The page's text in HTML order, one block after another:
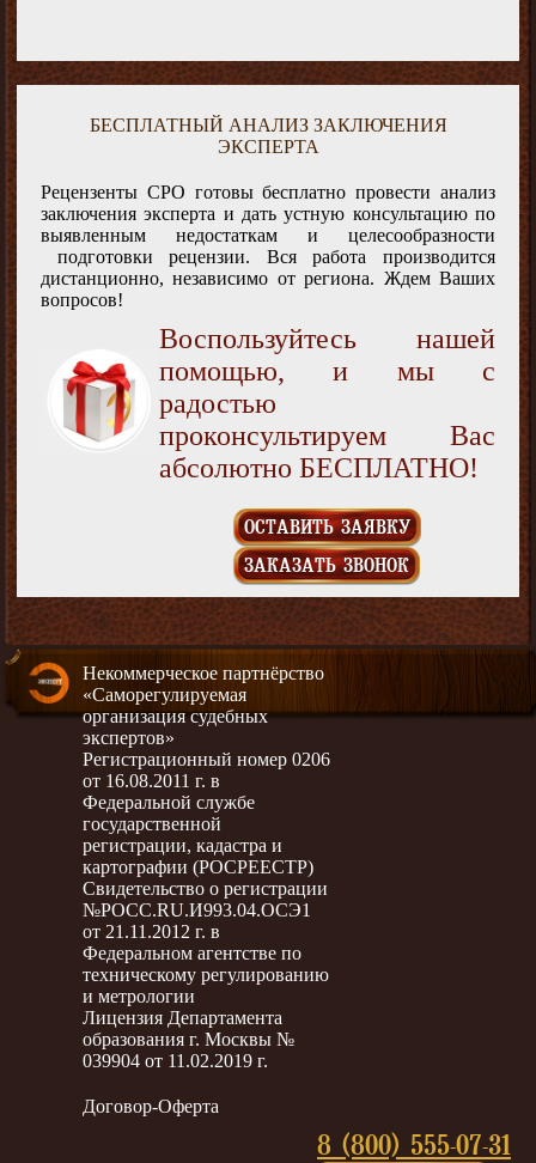
БЕСПЛАТНЫЙ АНАЛИЗ ЗАКЛЮЧЕНИЯ
ЭКСПЕРТА
Рецензенты СРО готовы бесплатно провести анализ
заключения эксперта и дать устную консультацию по
выявленным недостаткам и целесообразности
подготовки рецензии. Вся работа производится
дистанционно, независимо от региона. Ждем Ваших
вопросов!
Воспользуйтесь нашей
помощью, и мы с
радостью
проконсультируем Вас
абсолютно БЕСПЛАТНО!
ОСТАВИТЬ ЗАЯВКУ
ЗАКАЗАТЬ ЗВОНОК
Некоммерческое партнёрство
«Саморегулируемая
организация судебных
экспертов»
Регистрационный номер 0206
от 16.08.2011 г. в
Федеральной службе
государственной
регистрации, кадастра и
картографии (РОСРЕЕСТР)
Свидетельство о регистрации
№РОСС.RU.И993.04.ОСЭ1
от 21.11.2012 г. в
Федеральном агентстве по
техническому регулированию
и метрологии
Лицензия Департамента
образования г. Москвы №
039904 от 11.02.2019 г.
Договор-Оферта
8 (800) 555-07-31